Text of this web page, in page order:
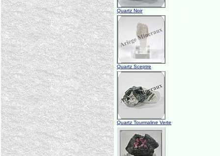
Quartz Noir
Quartz Sceptre
Quartz Tourmaline Verte